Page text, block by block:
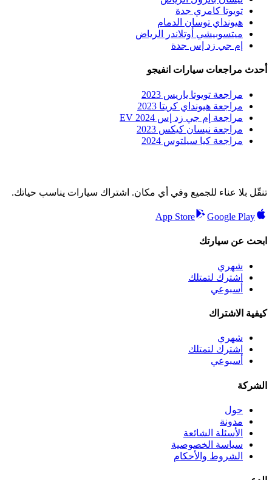
تويوتا كامري جدة
هيونداي توسان الدمام
ميتسوبيشي أوتلاندر الرياض
إم جي زد إس جدة
أحدث مراجعات سيارات انفيجو
مراجعة تويوتا ياريس 2023
مراجعة هيونداي كريتا 2023
مراجعة إم جي زد إس EV 2024
مراجعة نيسان كيكس 2023
مراجعة كيا سيلتوس 2024
تنقّل بلا عناء للجميع وفي أي مكان. اشتراك سيارات يناسب حياتك.
App Store Google Play
ابحث عن سيارتك
شهري
اشترك لتمتلك
أسبوعي
كيفية الاشتراك
شهري
اشترك لتمتلك
أسبوعي
الشركة
حول
مدونة
الأسئلة الشائعة
سياسة الخصوصية
الشروط والأحكام